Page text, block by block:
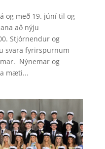
og með 19. júní til og
að nýju
Stjórnendur og
svara fyrirspurnum
Nýnemar og
mæti...